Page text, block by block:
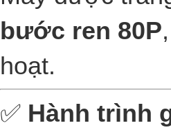
bước ren 80P
hoạt.
✅ Hành trình